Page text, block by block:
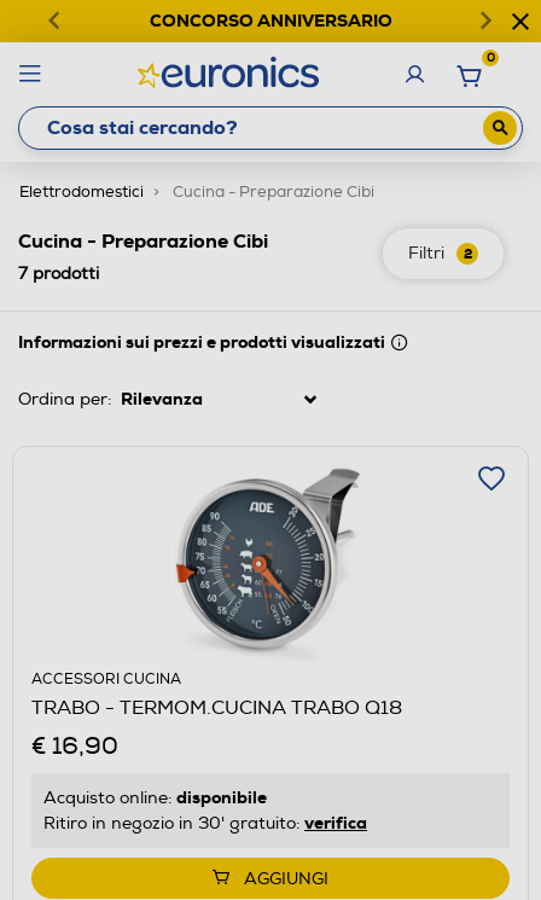
CONCORSO ANNIVERSARIO
0
Elettrodomestici Cucina - Preparazione Cibi
Filtri 2
Cucina - Preparazione Cibi
7prodotti
Informazioni sui prezzi e prodotti visualizzati
Ordina per:
ACCESSORI CUCINA
TRABO - TERMOM.CUCINA TRABO Q18
€ 16,90
Acquisto online: disponibile
Ritiro in negozio in 30' gratuito: verifica
AGGIUNGI